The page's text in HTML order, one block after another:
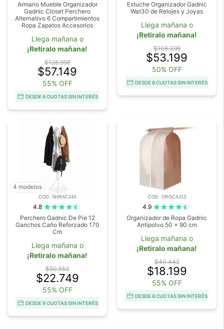
Armario Mueble Organizador
Gadnic Closet Perchero
Alternativo 6 Compartimientos
Ropa Zapatos Accesorios
Llega mañana o
¡Retiralo mañana!
$126.998
$57.149
55% OFF
DESDE 6 CUOTAS SIN INTERÉS
Estuche Organizador Gadnic
Wat30 de Relojes y Joyas
Llega mañana o
¡Retiralo mañana!
$106.398
$53.199
50% OFF
DESDE 6 CUOTAS SIN INTERÉS
4 modelos
COD. SHRAC24X
4.8
Perchero Gadnic De Pie 12
Ganchos Caño Reforzado 170
Cm
Llega mañana o
¡Retiralo mañana!
$50.553
$22.749
55% OFF
DESDE 6 CUOTAS SIN INTERÉS
COD. ORGCAJ13
4.9
Organizador de Ropa Gadnic
Antipolvo 50 x 90 cm
Llega mañana o
¡Retiralo mañana!
$40.442
$18.199
55% OFF
DESDE 6 CUOTAS SIN INTERÉS